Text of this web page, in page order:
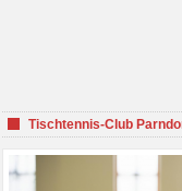
Tischtennis-Club